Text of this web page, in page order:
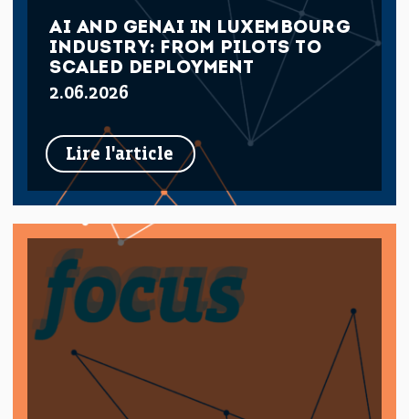
AI AND GENAI IN LUXEMBOURG
INDUSTRY: FROM PILOTS TO
SCALED DEPLOYMENT
Lire l'article
2.06.2026